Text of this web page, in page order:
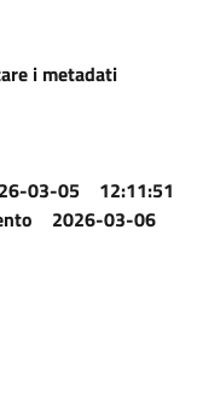
i metadati
03-05 12:11:51
2026-03-06